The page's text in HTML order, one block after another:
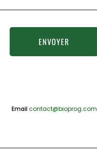
ENVOYER
Emailcontact@bioprog.com